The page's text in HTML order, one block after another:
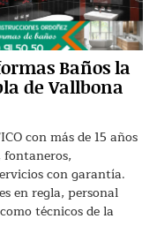
Baños la
de Vallbona
con más de 15 años
fontaneros,
con garantía.
en regla, personal
técnicos de la